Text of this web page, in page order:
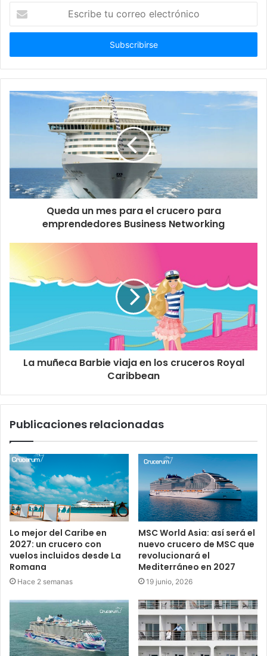
correo
Queda un mes para el crucero para
emprendedores Business Networking
La muñeca Barbie viaja en los cruceros Royal
Caribbean
Publicaciones relacionadas
Lo mejor del Caribe en
2027: un crucero con
vuelos incluidos desde La
Romana
Hace 2 semanas
MSC World Asia: así será el
nuevo crucero de MSC que
revolucionará el
Mediterráneo en 2027
19 junio, 2026